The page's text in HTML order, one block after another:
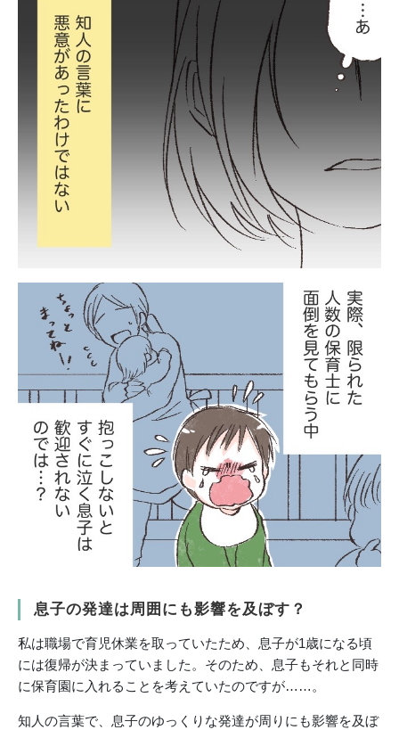
息子の発達は周囲にも影響を及ぼす？
私は職場で育児休業を取っていたため、息子が1歳になる頃
には復帰が決まっていました。そのため、息子もそれと同時
に保育園に入れることを考えていたのですが……。
知人の言葉で、息子のゆっくりな発達が周りにも影響を及ぼ